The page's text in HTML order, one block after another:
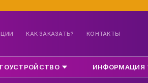
КАК ЗАКАЗАТЬ? КОНТАКТЫ
ИНФОРМАЦИЯ